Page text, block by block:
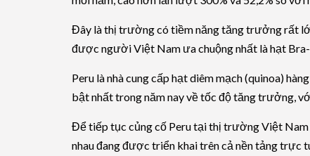
Đây là thị trường có tiềm năng tăng trưởng rất
được người Việt Nam ưa chuộng nhất là hạt
Peru là nhà cung cấp hạt diêm mạch (quinoa)
bật nhất trong năm nay về tốc độ tăng trưởng,
Để tiếp tục củng cố Peru tại thị trường Việt Nam
nhau đang được triển khai trên cả nền tảng trực